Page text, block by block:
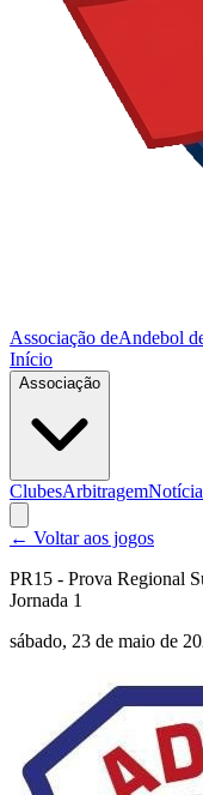
Associação deAndebol
Início
Associação
ClubesArbitragem
← Voltar aos jogos
PR15 - Prova Regional
Jornada 1
sábado, 23 de maio de